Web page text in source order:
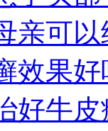
亲可
效果好
好牛皮